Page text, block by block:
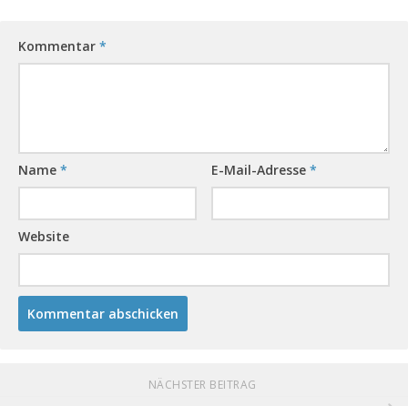
Kommentar *
Name * E-Mail-Adresse*
Website
NÄCHSTER BEITRAG